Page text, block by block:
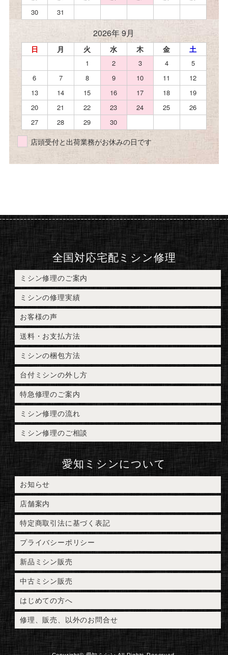
30
31
2026年 9月
日 月 火 水 木 金 土
1 2 3 4
5
6
7 8 9 10 11
12
13
14 15 16 17 18
19
20
21 22 23 24 25
26
27
28 29 30
店頭受付と出荷業務がお休みの日です
全国対応宅配ミシン修理
ミシン修理のご案内
ミシンの修理実績
お客様の声
送料・お支払方法
ミシンの梱包方法
台付ミシンの外し方
特急修理のご案内
ミシン修理の流れ
ミシン修理のご相談
愛知ミシンについて
お知らせ
店舗案内
特定商取引法に基づく表記
プライバシーポリシー
新品ミシン販売
中古ミシン販売
はじめての方へ
修理、販売、以外のお問合せ